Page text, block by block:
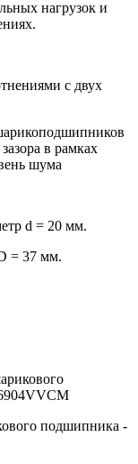
нагрузок и
с двух
в рамках
шума
d = 20 мм.
= 37 мм.
подшипника -